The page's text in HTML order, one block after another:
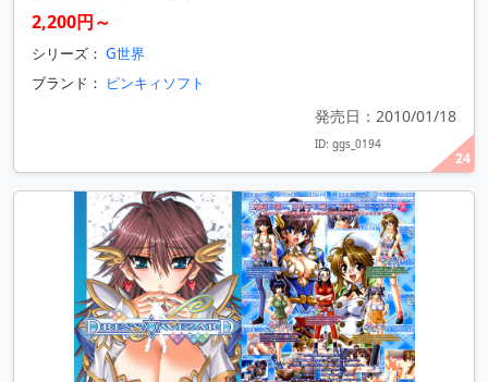
24
2,200円～
シリーズ： G世界
ブランド： ピンキィソフト
発売日：2010/01/18
ID: ggs_0194